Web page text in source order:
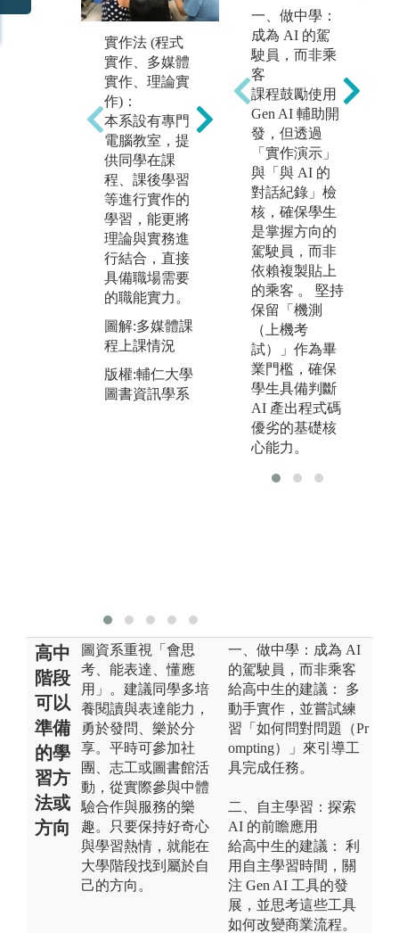
實作法 (程式
實作、多媒體
實作、理論實
作)：
本系設有專門
電腦教室，提
供同學在課
程、課後學習
等進行實作的
學習，能更將
理論與實務進
行結合，直接
具備職場需要
的職能實力。
圖解:多媒體課
程上課情況
版權:輔仁大學
圖書資訊學系
實務案例分
析：
在理論的學習
基礎上，透過
實際發生的案
例來探討各種
可能的解決方
案，以做為未
來進入實戰職
場的準備，面
對實務困難時
也能學習分析
找出原因，進
而解決問題。
圖解:資訊服務
機構管理上課
情況
版權:輔仁大學
圖書資訊學系
一、做中學：
成為 AI 的駕
駛員，而非乘
客
課程鼓勵使用
Gen AI 輔助開
發，但透過
「實作演示」
與「與 AI 的
對話紀錄」檢
核，確保學生
是掌握方向的
駕駛員，而非
依賴複製貼上
的乘客 。 堅持
保留「機測
（上機考
試）」作為畢
業門檻，確保
學生具備判斷
AI 產出程式碼
優劣的基礎核
心能力。
高中
階段
可以
準備
的學
習方
法或
方向
圖資系重視「會思
考、能表達、懂應
用」。建議同學多培
養閱讀與表達能力，
勇於發問、樂於分
享。平時可參加社
團、志工或圖書館活
動，從實際參與中體
驗合作與服務的樂
趣。只要保持好奇心
與學習熱情，就能在
大學階段找到屬於自
己的方向。
一、做中學：成為 AI
的駕駛員，而非乘客
給高中生的建議： 多
動手實作，並嘗試練
習「如何問對問題（Pr
ompting）」來引導工
具完成任務。
二、自主學習：探索
AI 的前瞻應用
給高中生的建議： 利
用自主學習時間，關
注 Gen AI 工具的發
展，並思考這些工具
如何改變商業流程。